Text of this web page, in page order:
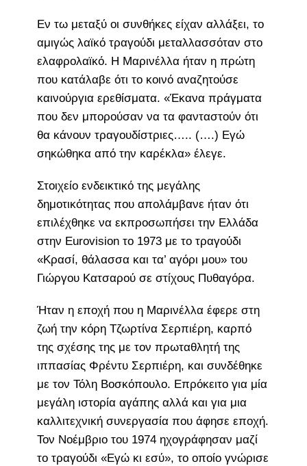
Εν τω μεταξύ οι συνθήκες είχαν αλλάξει, το
αμιγώς λαϊκό τραγούδι μεταλλασσόταν στο
ελαφρολαϊκό. Η Μαρινέλλα ήταν η πρώτη
που κατάλαβε ότι το κοινό αναζητούσε
καινούργια ερεθίσματα. «Έκανα πράγματα
που δεν μπορούσαν να τα φανταστούν ότι
θα κάνουν τραγουδίστριες….. (….) Εγώ
σηκώθηκα από την καρέκλα» έλεγε.
Στοιχείο ενδεικτικό της μεγάλης
δημοτικότητας που απολάμβανε ήταν ότι
επιλέχθηκε να εκπροσωπήσει την Ελλάδα
στην Eurovision το 1973 με το τραγούδι
«Κρασί, θάλασσα και τα’ αγόρι μου» του
Γιώργου Κατσαρού σε στίχους Πυθαγόρα.
Ήταν η εποχή που η Μαρινέλλα έφερε στη
ζωή την κόρη Τζωρτίνα Σερπιέρη, καρπό
της σχέσης της με τον πρωταθλητή της
ιππασίας Φρέντυ Σερπιέρη, και συνδέθηκε
με τον Τόλη Βοσκόπουλο. Επρόκειτο για μία
μεγάλη ιστορία αγάπης αλλά και για μια
καλλιτεχνική συνεργασία που άφησε εποχή.
Τον Νοέμβριο του 1974 ηχογράφησαν μαζί
το τραγούδι «Εγώ κι εσύ», το οποίο γνώρισε